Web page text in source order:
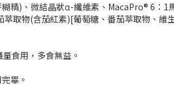
)、微結晶狀α-纖維素、MacaPro® 6：1
取物(含茄紅素)[葡萄糖、番茄萃取物、
食用，多食無益。
畢。